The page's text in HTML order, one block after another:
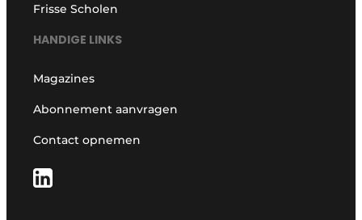
Frisse Scholen
HANDIGE LINKS
Magazines
Abonnement aanvragen
Contact opnemen